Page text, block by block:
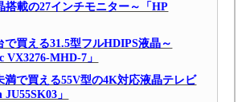
搭載の27インチモニター～「HP
で買える31.5型フルHDIPS液晶～
VX3276-MHD-7」
満で買える55V型の4K対応液晶テレビ
JU55SK03」